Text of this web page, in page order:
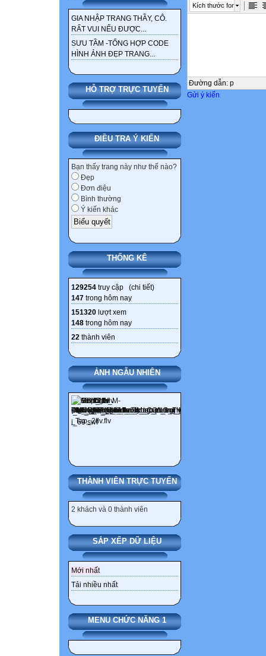
GIA NHẬP TRANG THẦY, CÔ.
RẤT VUI NẾU ĐƯỢC...
SƯU TẦM -TỔNG HỢP CODE
HÌNH ẢNH ĐẸP TRANG...
HỖ TRỢ TRỰC TUYẾN
ĐIỀU TRA Ý KIẾN
Bạn thấy trang này như thế nào?
Đẹp
Đơn điệu
Bình thường
Ý kiến khác
THỐNG KÊ
129254 truy cập (chi tiết)
147 trong hôm nay
151320 lượt xem
148 trong hôm nay
22 thành viên
ẢNH NGẪU NHIÊN
THÀNH VIÊN TRỰC TUYẾN
2 khách và 0 thành viên
SẮP XẾP DỮ LIỆU
Mới nhất
Tải nhiều nhất
MENU CHỨC NĂNG 1
Kích thước font
Đường dẫn: p
Gửi ý kiến